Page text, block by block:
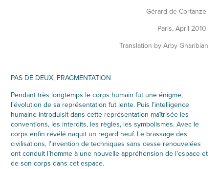
Gérard de Cortanze
Paris, April 2010
Translation by Arby Gharibian
PAS DE DEUX, FRAGMENTATION
Pendant très longtemps le corps humain fut une énigme,
l’évolution de sa représentation fut lente. Puis l’intelligence
humaine introduisit dans cette représentation maîtrisée les
conventions, les interdits, les règles, les symbolismes. Avec le
corps enfin révélé naquit un regard neuf. Le brassage des
civilisations, l’invention de techniques sans cesse renouvelées
ont conduit l’homme à une nouvelle appréhension de l’espace et
de son corps dans cet espace.